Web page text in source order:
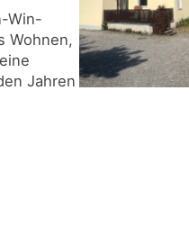
Win-
Wohnen,
Jahren